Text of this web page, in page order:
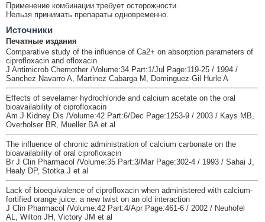
Применение комбинации требует осторожности.
Нельзя принимать препараты одновременно.
Источники
Печатные издания
Comparative study of the influence of Ca2+ on absorption parameters of
ciprofloxacin and ofloxacin
J Antimicrob Chemother /Volume:34 Part:1/Jul Page:119-25 / 1994 /
Sanchez Navarro A, Martinez Cabarga M, Dominguez-Gil Hurle A
Effects of sevelamer hydrochloride and calcium acetate on the oral
bioavailability of ciprofloxacin
Am J Kidney Dis /Volume:42 Part:6/Dec Page:1253-9 / 2003 / Kays MB,
Overholser BR, Mueller BA et al
The influence of chronic administration of calcium carbonate on the
bioavailability of oral ciprofloxacin
Br J Clin Pharmacol /Volume:35 Part:3/Mar Page:302-4 / 1993 / Sahai J,
Healy DP, Stotka J et al
Lack of bioequivalence of ciprofloxacin when administered with calcium-
fortified orange juice: a new twist on an old interaction
J Clin Pharmacol /Volume:42 Part:4/Apr Page:461-6 / 2002 / Neuhofel
AL, Wilton JH, Victory JM et al